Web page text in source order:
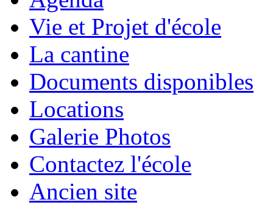
Vie et Projet d'école
La cantine
Documents disponibles
Locations
Galerie Photos
Contactez l'école
Ancien site